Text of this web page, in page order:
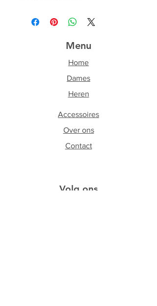
Menu
Home
Dames
Heren
Accessoires
Over ons
Contact
Volg ons